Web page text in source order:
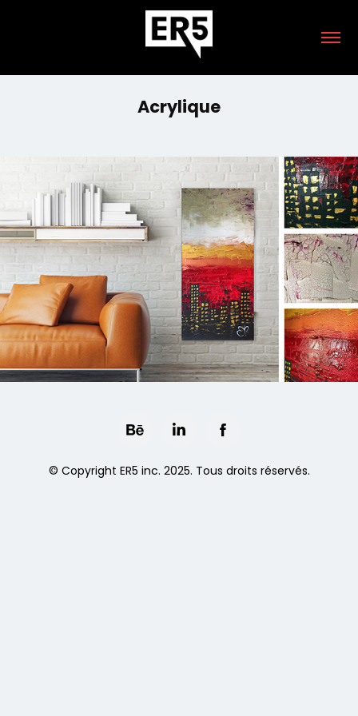
Acrylique
© Copyright ER5 inc. 2025. Tous droits réservés.